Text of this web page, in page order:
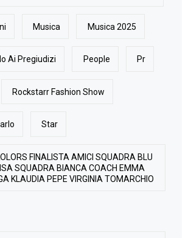
Musica Musica 2025
Ai Pregiudizi People Pr
Rockstarr Fashion Show
Star
FINALISTA AMICI SQUADRA BLU
SQUADRA BIANCA COACH EMMA
KLAUDIA PEPE VIRGINIA TOMARCHIO